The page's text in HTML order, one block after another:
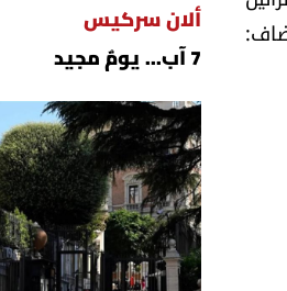
ألان سركيس
7 آب... يومٌ مجيد